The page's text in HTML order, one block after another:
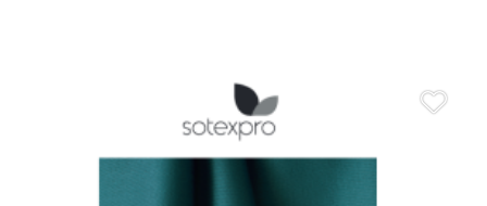
spéciales seront livrées et facturées avec une precision de